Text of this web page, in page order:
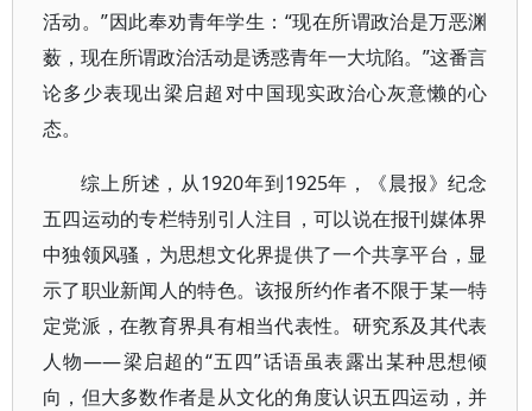
活动。”因此奉劝青年学生：“现在所谓政治是万恶渊
薮，现在所谓政治活动是诱惑青年一大坑陷。”这番言
论多少表现出梁启超对中国现实政治心灰意懒的心
态。
综上所述，从1920年到1925年，《晨报》纪念
五四运动的专栏特别引人注目，可以说在报刊媒体界
中独领风骚，为思想文化界提供了一个共享平台，显
示了职业新闻人的特色。该报所约作者不限于某一特
定党派，在教育界具有相当代表性。研究系及其代表
人物——梁启超的“五四”话语虽表露出某种思想倾
向，但大多数作者是从文化的角度认识五四运动，并